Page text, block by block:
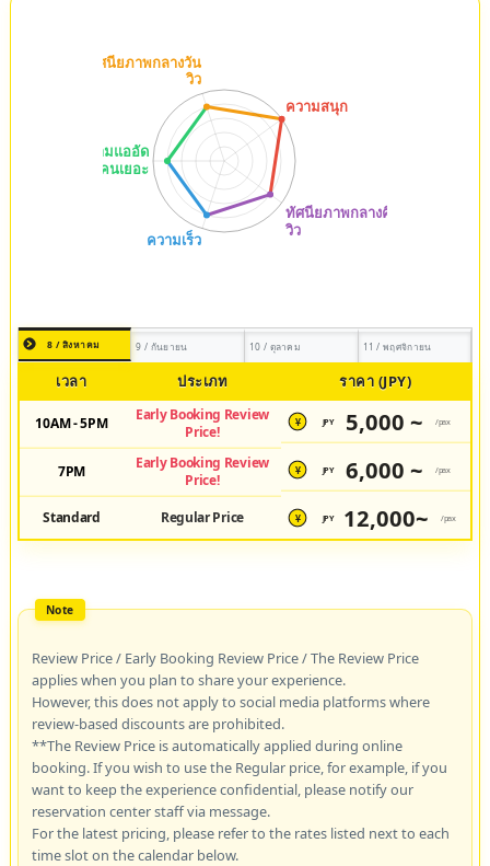
8 / สิงหาคม 9 / กันยายน 10 / ตุลาคม 11 / พฤศจิกายน
เวลา ประเภท ราคา (JPY)
10AM - 5PM
Early Booking Review
Price!
¥ JPY 5,000 ~ /pax
7PM
Early Booking Review
Price!
¥ JPY 6,000 ~ /pax
Standard Regular Price ¥ JPY 12,000~ /pax
Review Price / Early Booking Review Price / The Review Price
applies when you plan to share your experience.
However, this does not apply to social media platforms where
review-based discounts are prohibited.
**The Review Price is automatically applied during online
booking. If you wish to use the Regular price, for example, if you
want to keep the experience confidential, please notify our
reservation center staff via message.
For the latest pricing, please refer to the rates listed next to each
time slot on the calendar below.